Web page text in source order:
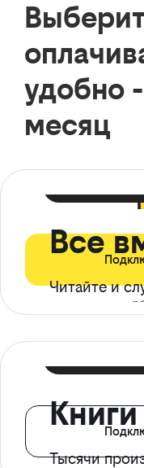
удобно
месяц
Все
Читайте и
Книги
Тысячи